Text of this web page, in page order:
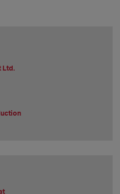
Ltd.